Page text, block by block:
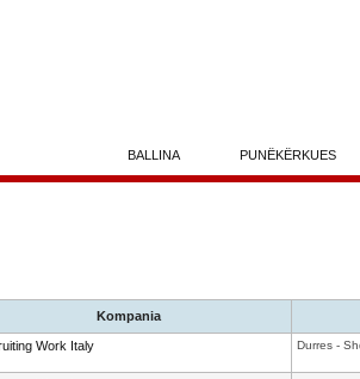
BALLINA PUNËKËRKUES
Kompania
Work Italy Durres -